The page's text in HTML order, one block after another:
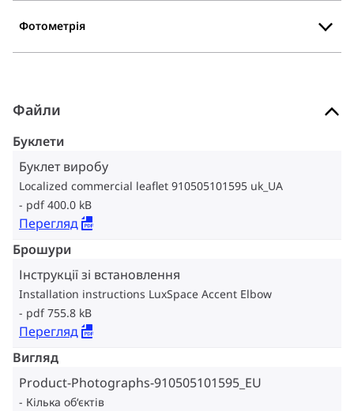
Фотометрія
Файли
Буклети
Буклет виробу
Localized commercial leaflet 910505101595 uk_UA
pdf 400.0 kB
Перегляд
Брошури
Інструкції зі встановлення
Installation instructions LuxSpace Accent Elbow
pdf 755.8 kB
Перегляд
Вигляд
Product-Photographs-910505101595_EU
Кілька об‘єктів